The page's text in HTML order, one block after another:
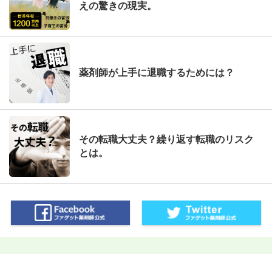
えの驚きの現実。
薬剤師が上手に退職するためには？
その転職大丈夫？繰り返す転職のリスク
とは。